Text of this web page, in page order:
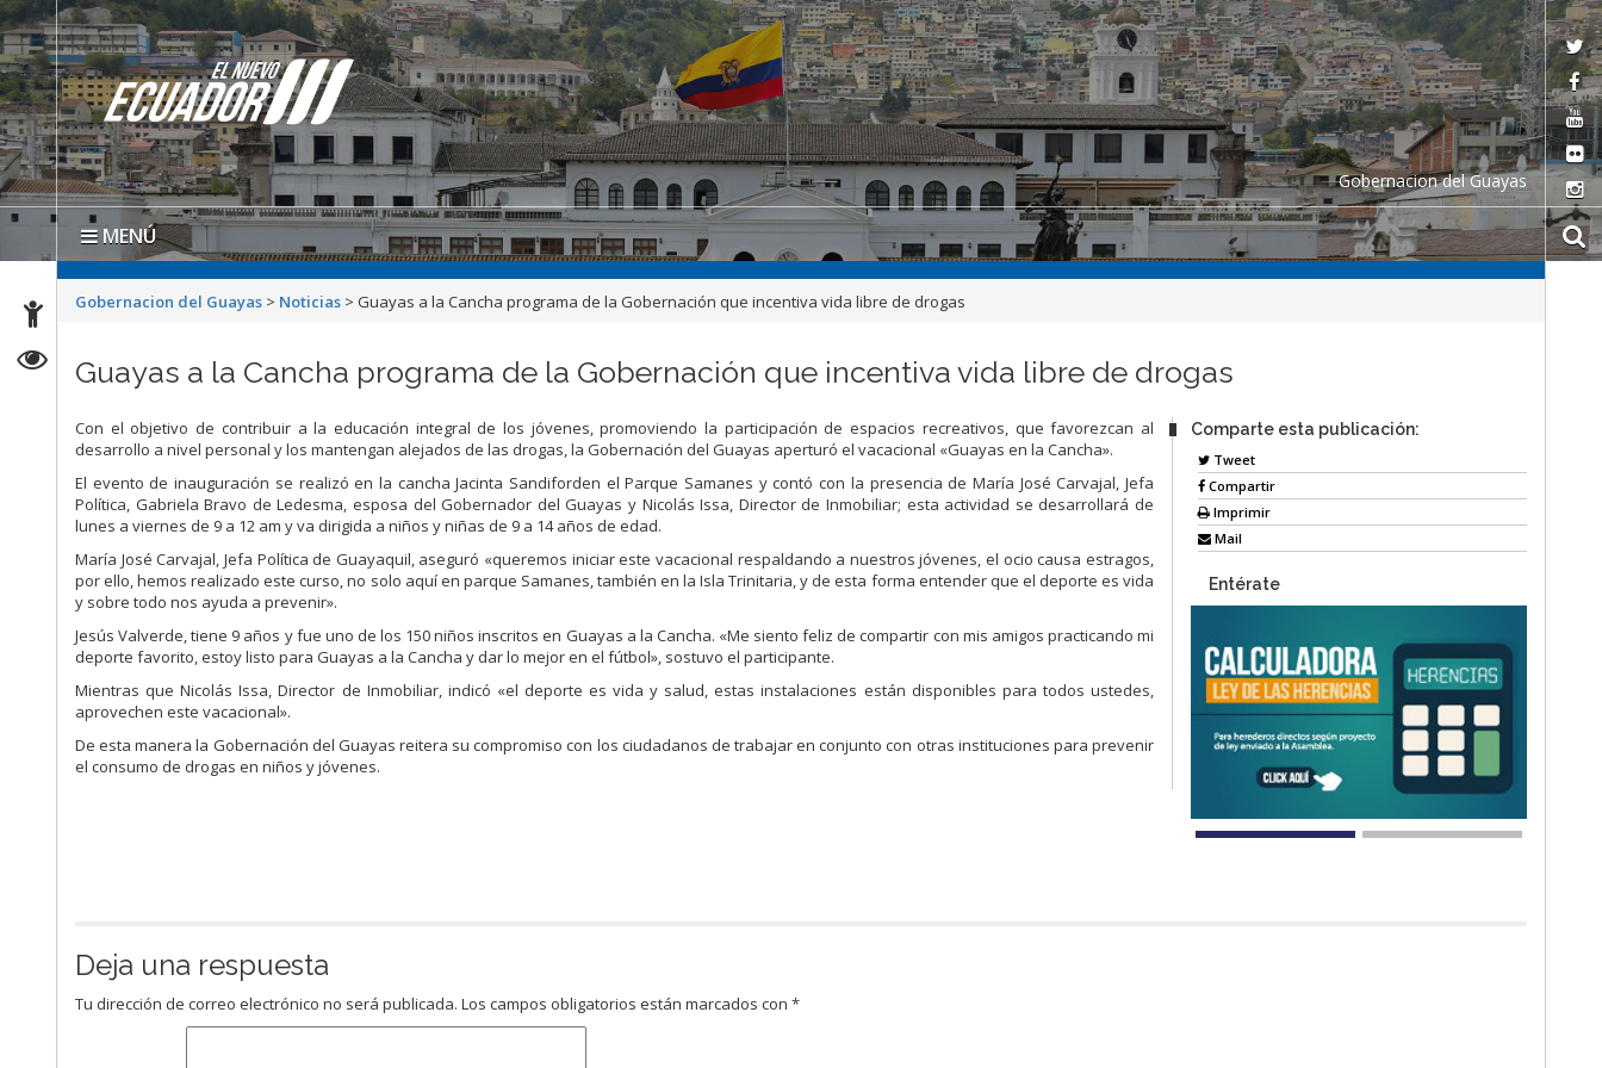
Gobernacion del Guayas
MENÚ
Gobernacion del Guayas > Noticias > Guayas a la Cancha programa de la Gobernación que incentiva vida libre de drogas
Guayas a la Cancha programa de la Gobernación que incentiva vida libre de drogas
Con el objetivo de contribuir a la educación integral de los jóvenes, promoviendo la participación de espacios recreativos, que favorezcan al
desarrollo a nivel personal y los mantengan alejados de las drogas, la Gobernación del Guayas aperturó el vacacional «Guayas en la Cancha».
El evento de inauguración se realizó en la cancha Jacinta Sandiforden el Parque Samanes y contó con la presencia de María José Carvajal, Jefa
Política, Gabriela Bravo de Ledesma, esposa del Gobernador del Guayas y Nicolás Issa, Director de Inmobiliar; esta actividad se desarrollará de
lunes a viernes de 9 a 12 am y va dirigida a niños y niñas de 9 a 14 años de edad.
María José Carvajal, Jefa Política de Guayaquil, aseguró «queremos iniciar este vacacional respaldando a nuestros jóvenes, el ocio causa estragos,
por ello, hemos realizado este curso, no solo aquí en parque Samanes, también en la Isla Trinitaria, y de esta forma entender que el deporte es vida
y sobre todo nos ayuda a prevenir».
Jesús Valverde, tiene 9 años y fue uno de los 150 niños inscritos en Guayas a la Cancha. «Me siento feliz de compartir con mis amigos practicando mi
deporte favorito, estoy listo para Guayas a la Cancha y dar lo mejor en el fútbol», sostuvo el participante.
Mientras que Nicolás Issa, Director de Inmobiliar, indicó «el deporte es vida y salud, estas instalaciones están disponibles para todos ustedes,
aprovechen este vacacional».
De esta manera la Gobernación del Guayas reitera su compromiso con los ciudadanos de trabajar en conjunto con otras instituciones para prevenir
el consumo de drogas en niños y jóvenes.
Comparte esta publicación:
Tweet
Compartir
Imprimir
Mail
Entérate
Deja una respuesta
Tu dirección de correo electrónico no será publicada. Los campos obligatorios están marcados con*